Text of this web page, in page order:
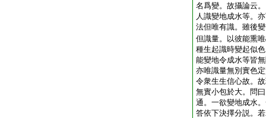
名爲變。故攝論云
人識變地成水等。
法但唯有識。雖後
但識量。以彼能熏
種生起識時變起似
能變地令成水等皆
亦唯識量無別實色
令衆生生信心故。
無實小包於大。問
通。一欲變地成水
答依下決擇分説。